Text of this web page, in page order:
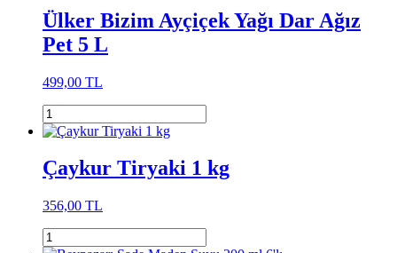
Ülker Bizim Ayçiçek Yağı Dar Ağız
Pet 5 L
499,00 TL
Çaykur Tiryaki 1 kg
356,00 TL